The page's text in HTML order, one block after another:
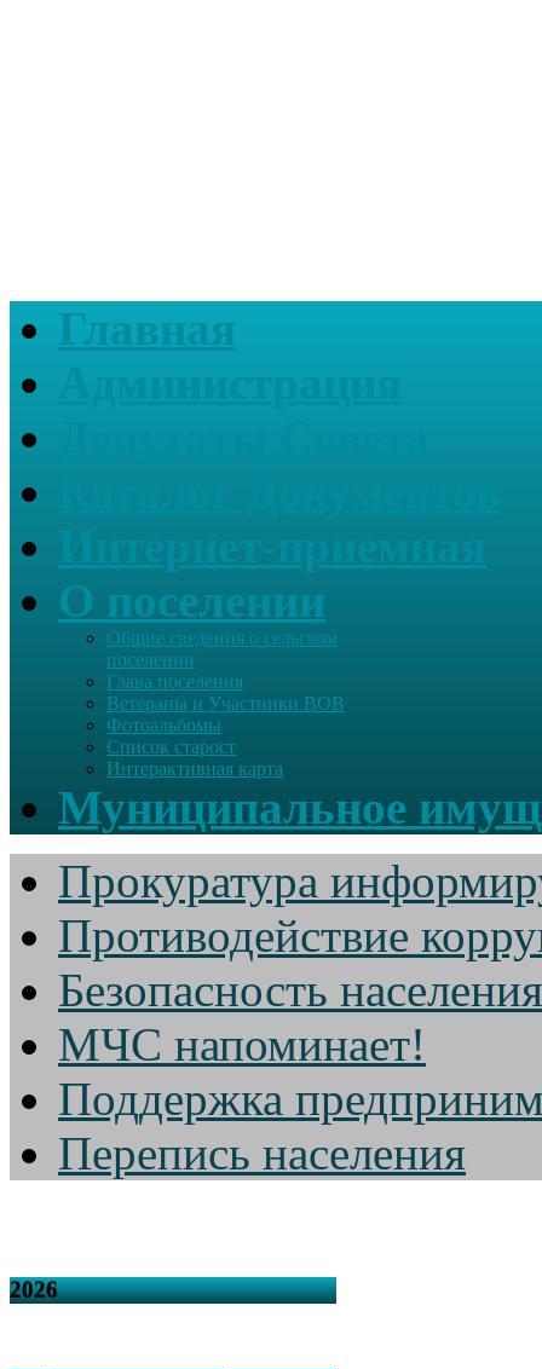
Главная
О поселении
Общие сведения о сельском
поселении
Глава поселения
Ветераны и Участники ВОВ
Фотоальбомы
Список старост
Интерактивная карта
Муниципальное
Прокуратура
Противодействие
Безопасность населения
МЧС напоминает!
Поддержка
Перепись населения
2026